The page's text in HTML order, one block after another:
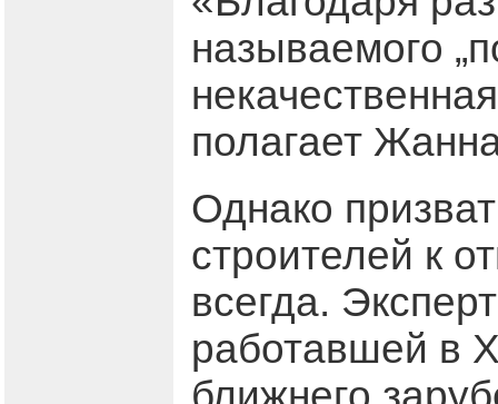
называемого
полагает
Однако
строителей к
всегда.
работавшей в